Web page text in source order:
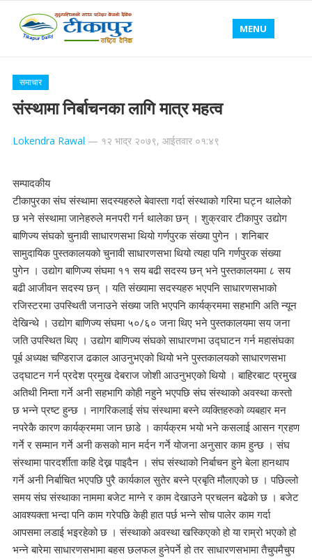
MENU
समाचार
संस्थामा निर्बाचनका लागि मात्र महत्व
Lokendra Rawal — १२ भाद्र २०७९, आईतवार ०१:४९
सम्पादकीय
टीकापुरका संघ संस्थामा सदस्यहरुले बेवास्ता गर्दा संस्थाको गरिमा घट्न थालेको
छ भने संस्थामा जानेहरुले मनपरी गर्न थालेका छन् । शुक्रवार टीकापुर उद्योग
बाणिज्य संघको चुनावी साधारणसभा थियो गर्णपुरक संख्या पुगेन । शनिबार
सामुदायिक पुस्तकालयको चुनावी साधारणसभा थियो त्यहा पनि गर्णपुरक संख्या
पुगेन । उद्योग बाणिज्य संघमा ११ सय बढी सदस्य छन् भने पुस्तकालयमा ८ सय
बढी आजीवन सदस्य छन् । यति संख्यामा सदस्यहरु भएपनि साधारणसभाको
रजिस्टरमा उपस्थिती जनाउने संख्या जति भएपनि कार्यक्रममा सहभागि अति न्यून
देखिन्थे । उद्योग बाणिज्य संघमा ५०/६० जना थिए भने पुस्तकालयमा सय जना
जति उपस्थित थिए । उद्योग बाणिज्य संघको साधारणभा उद्घाटन गर्न महासंघका
पूर्ब अध्यक्ष चण्डिराज ढकाल आउनुभएको थियो भने पुस्तकालयको साधारणसभा
उद्घाटन गर्न प्रदेश प्रमुख देबराज जोशी आउनुभएको थियो । बाहिरबाट प्रमुख
अतिथी निम्ता गर्ने अनी सहभागि कोही नहुने भएपछि संघ संस्थाको अवस्था कस्तो
छ भन्ने प्रष्ट हुन्छ । नागरिकलाई संघ संस्थामा बस्ने व्यक्तिहरुको व्यबहार मन
नपरेकै कारण कार्यक्रममा जान छाडे । कार्यक्रम भयो भने कसलाई आसन ग्रहण
गर्ने र सम्मान गर्ने अनी कसको मान मर्दन गर्ने योजना अनुसार काम हुन्छ । संघ
संस्थामा पारदर्शीता कहि देख्न पाइदैन । संघ संस्थाको निर्बाचन हुने बेला हानथाप
गर्ने अनी निर्बाचित भएपछि पुरै कार्यकाल सुतेर बस्ने प्रबृति मौलाएको छ । पछिल्लो
समय संघ संस्थाका नाममा बजेट माग्ने र काम देखाउने प्रचलन बढेको छ । बजेट
आवश्यक्ता भन्दा पनि काम गरेपछि केही हात पर्छ भन्ने सोच पालेर काम गर्दा
आपसमा लडाई भइरहेको छ । संस्थाको अवस्था खस्किएको हो या राम्रो भएको हो
भन्ने बारेमा साधारणसभामा बहस छलफल हुनेपर्ने हो तर साधारणसभामा तैचुपमैचुप